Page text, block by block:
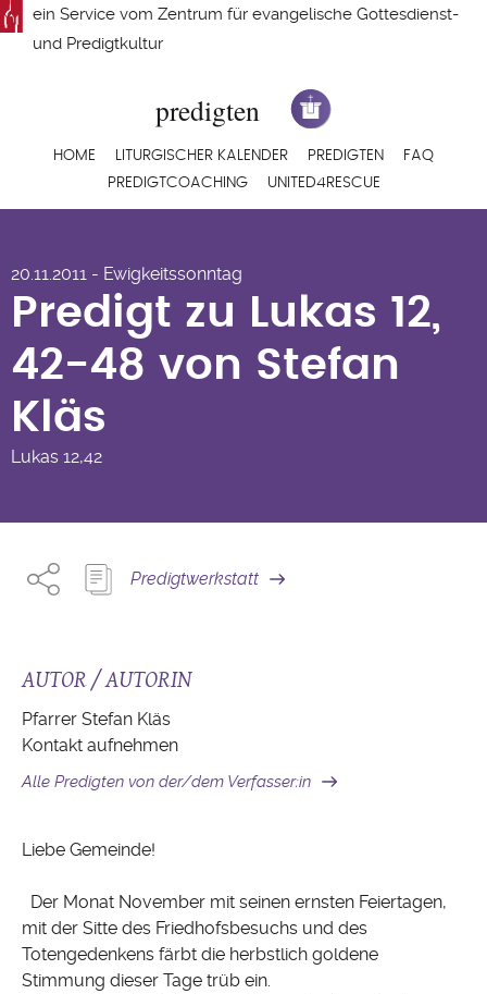
Direkt
zum
ein Service vom Zentrum für evangelische Gottesdienst-
und Predigtkultur
Hauptnavigation
HOME LITURGISCHER KALENDER PREDIGTEN
FAQ
PREDIGTCOACHING
UNITED4RESCUE
42-48 von Stefan
Kläs
20.11.2011 - Ewigkeitssonntag
Predigt zu Lukas 12,
42-48 von Stefan
Kläs
Lukas 12,42
Predigtwerkstatt
AUTOR / AUTORIN
Pfarrer Stefan Kläs
Kontakt aufnehmen
Alle Predigten von der/dem Verfasser:in
Liebe Gemeinde!
Der Monat November mit seinen ernsten Feiertagen,
mit der Sitte des Friedhofsbesuchs und des
Totengedenkens färbt die herbstlich goldene
Stimmung dieser Tage trüb ein.